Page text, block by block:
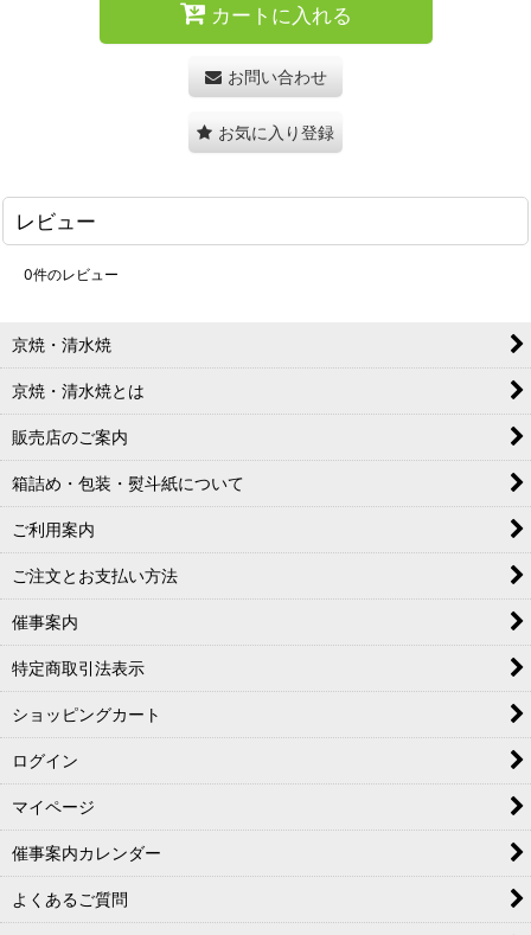
カートに入れる
お問い合わせ
お気に入り登録
レビュー
0件のレビュー
京焼・清水焼
京焼・清水焼とは
販売店のご案内
箱詰め・包装・熨斗紙について
ご利用案内
ご注文とお支払い方法
催事案内
特定商取引法表示
ショッピングカート
ログイン
マイページ
催事案内カレンダー
よくあるご質問